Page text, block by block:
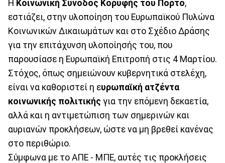
Η Κοινωνική Σύνοδος Κορυφής του Πόρτο,
εστιάζει, στην υλοποίηση του Ευρωπαϊκού Πυλώνα
Κοινωνικών Δικαιωμάτων και στο Σχέδιο Δράσης
για την επιτάχυνση υλοποίησής του, που
παρουσίασε η Ευρωπαϊκή Επιτροπή στις 4 Μαρτίου.
Στόχος, όπως σημειώνουν κυβερνητικά στελέχη,
είναι να καθοριστεί η ευρωπαϊκή ατζέντα
κοινωνικής πολιτικής για την επόμενη δεκαετία,
αλλά και η αντιμετώπιση των σημερινών και
αυριανών προκλήσεων, ώστε να μη βρεθεί κανένας
στο περιθώριο.
Σύμφωνα με το ΑΠΕ - ΜΠΕ, αυτές τις προκλήσεις